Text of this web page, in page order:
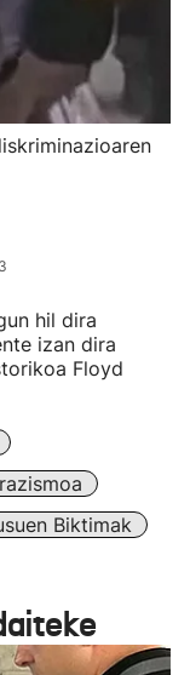
hil dira
izan dira
Floyd
Biktimak